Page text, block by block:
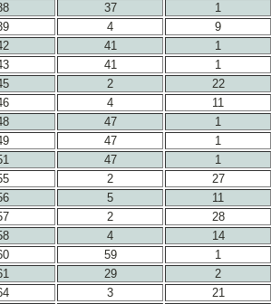
37 1
4 9
41 1
41 1
2 22
4 11
47 1
47 1
47 1
2 27
5 11
2 28
4 14
59 1
29 2
3 21